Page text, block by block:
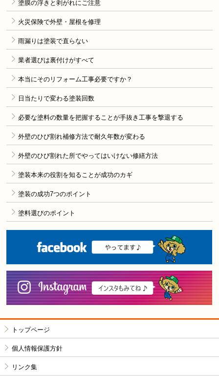
塗膜の浮きと剥がれにご注意
火災保険で外壁・屋根を修理
雨漏りは塗装で直らない
業者選びは裏付けがすべて
本当にそのリフォーム工事必要ですか？
日当たりで変わる塗装回数
必要な塗料の数量を把握することが手抜き工事を撃退する
外壁のひび割れ補修方法で耐久年数が変わる
外壁のひび割れた所でやってはいけない修繕方法
塗装本来の役割を知ることが成功のカギ
塗装の成功7つのポイント
塗料選びのポイント
トップページ
個人情報保護方針
リンク集